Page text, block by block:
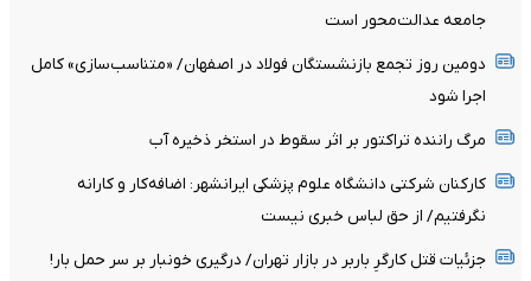
جامعه عدالت‌محور است
دومین روز تجمع بازنشستگان فولاد در اصفهان/ «متناسب‌سازی» کامل
اجرا شود
مرگ راننده تراکتور بر اثر سقوط در استخر ذخیره آب
کارکنان شرکتی دانشگاه علوم پزشکی ایرانشهر: اضافه‌کار و کارانه
نگرفتیم/ از حق لباس خبری نیست
جزئیات قتل کارگرِ باربر در بازار تهران/ درگیری خونبار بر سر حمل بار!